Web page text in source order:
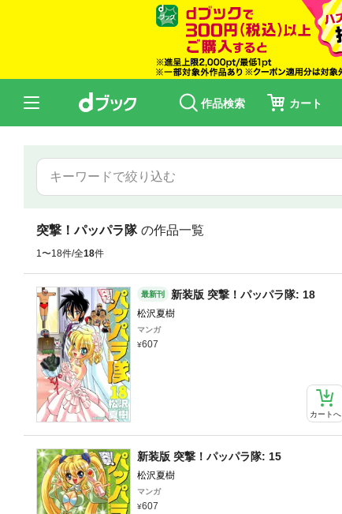
作品検索 カート
突撃！パッパラ隊 の作品一覧
1〜18件/全18件
最新刊 新装版 突撃！パッパラ隊: 18
松沢夏樹
マンガ
607
カートへ
新装版 突撃！パッパラ隊: 15
松沢夏樹
マンガ
607